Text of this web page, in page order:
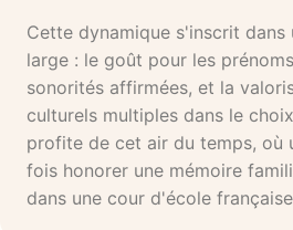
Cette dynamique s'inscrit dans
large : le goût pour les
sonorités affirmées, et la
culturels multiples dans le
profite de cet air du temps, où
fois honorer une mémoire
dans une cour d'école